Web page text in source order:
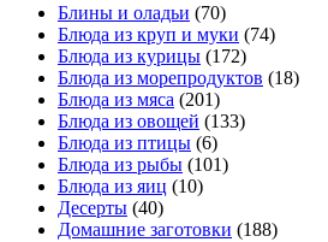
Блины и оладьи (70)
Блюда из круп и муки (74)
Блюда из курицы (172)
Блюда из морепродуктов (18)
Блюда из мяса (201)
Блюда из овощей (133)
Блюда из птицы (6)
Блюда из рыбы (101)
Блюда из яиц (10)
Десерты (40)
Домашние заготовки (188)